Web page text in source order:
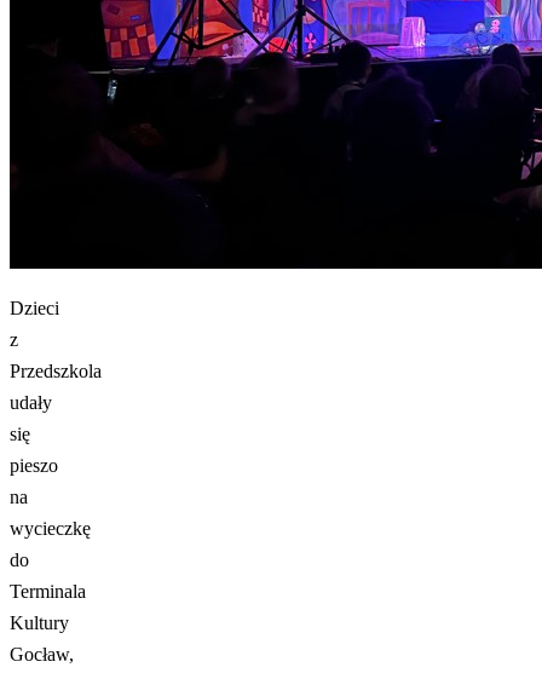
Dzieci
z
Przedszkola
udały
się
pieszo
na
wycieczkę
do
Terminala
Kultury
Gocław,